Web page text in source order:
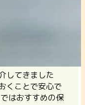
してきました
くことで安心で
はおすすめの保